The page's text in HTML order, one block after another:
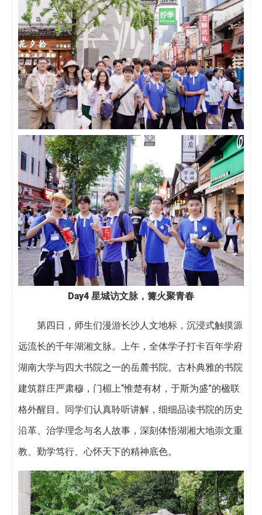
Day4 星城访文脉，篝火聚青春
第四日，师生们漫游长沙人文地标，沉浸式触摸源
远流长的千年湖湘文脉。上午，全体学子打卡百年学府
湖南大学与四大书院之一的岳麓书院。古朴典雅的书院
建筑群庄严肃穆，门楣上“惟楚有材，于斯为盛”的楹联
格外醒目。同学们认真聆听讲解，细细品读书院的历史
沿革、治学理念与名人故事，深刻体悟湖湘大地崇文重
教、勤学笃行、心怀天下的精神底色。